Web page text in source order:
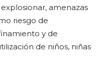
amenazas
riesgo de
y de
de niños, niñas